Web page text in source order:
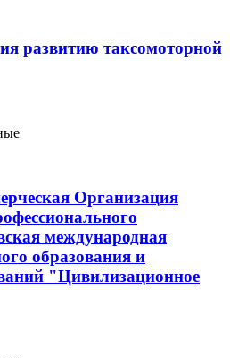
развитию таксомоторной
Организация
международная
образования и
"Цивилизационное